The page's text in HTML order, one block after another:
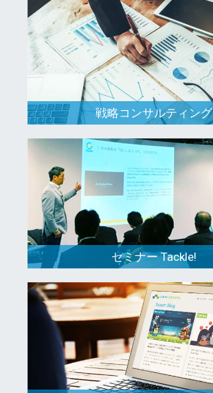
戦略コンサルティング
セミナー Tackle!